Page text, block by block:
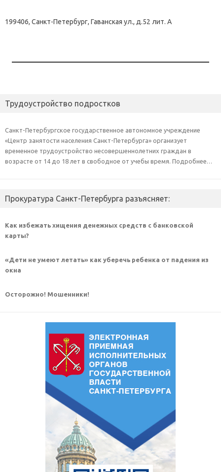
199406, Санкт-Петербург, Гаванская ул., д.52 лит. А
Трудоустройство подростков
Санкт-Петербургское государственное автономное учреждение
«Центр занятости населения Санкт-Петербурга» организует
временное трудоустройство несовершеннолетних граждан в
возрасте от 14 до 18 лет в свободное от учебы время. Подробнее…
Прокуратура Санкт-Петербурга разъясняет:
Как избежать хищения денежных средств с банковской
карты?
«Дети не умеют летать» как уберечь ребенка от падения из
окна
Осторожно! Мошенники!